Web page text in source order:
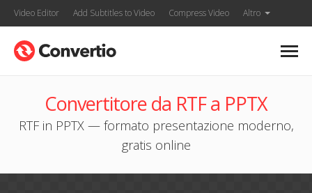
Video Editor Add Subtitles to Video Compress Video Altro
Convertitore da RTF a PPTX
RTF in PPTX — formato presentazione moderno,
gratis online